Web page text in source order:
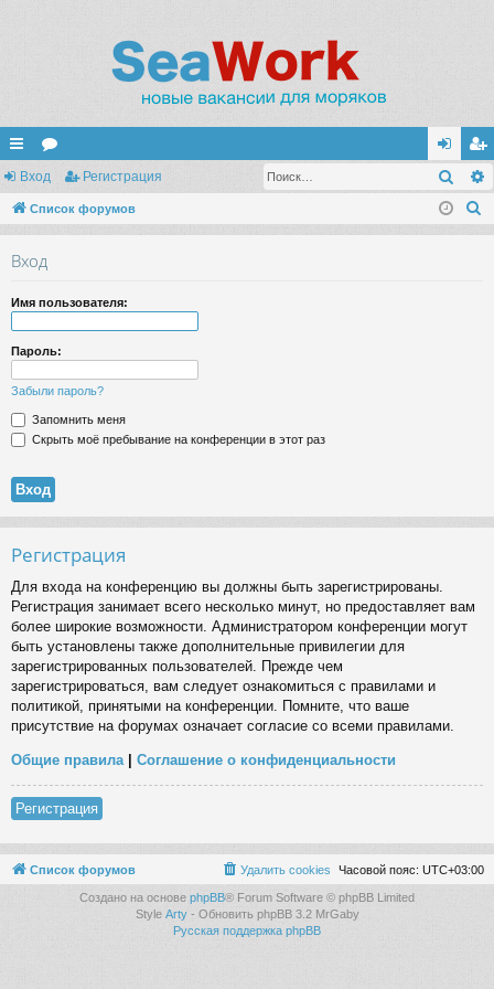
с
ы
ор
ум
хо
д
ег
ис
Вход Регистрация
Список форумов
Вход
Имя пользователя:
Пароль:
Забыли пароль?
Запомнить меня
Скрыть моё пребывание на конференции в этот раз
Регистрация
Для входа на конференцию вы должны быть зарегистрированы.
Регистрация занимает всего несколько минут, но предоставляет вам
более широкие возможности. Администратором конференции могут
быть установлены также дополнительные привилегии для
зарегистрированных пользователей. Прежде чем
зарегистрироваться, вам следует ознакомиться с правилами и
политикой, принятыми на конференции. Помните, что ваше
присутствие на форумах означает согласие со всеми правилами.
Общие правила | Соглашение о конфиденциальности
Регистрация
Список форумов Часовой пояс: UTC+03:00
Удалить cookies
Создано на основе phpBB® Forum Software © phpBB Limited
Style Arty- Обновить phpBB 3.2 MrGaby
Русская поддержка phpBB